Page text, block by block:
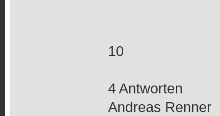
10
4 Antworten
Andreas Renner